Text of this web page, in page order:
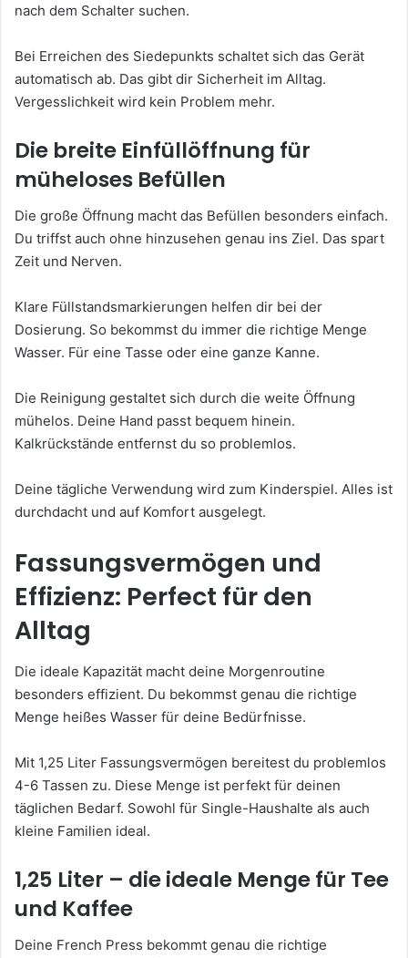
nach dem Schalter suchen.
Bei Erreichen des Siedepunkts schaltet sich das Gerät
automatisch ab. Das gibt dir Sicherheit im Alltag.
Vergesslichkeit wird kein Problem mehr.
Die breite Einfüllöffnung für
müheloses Befüllen
Die große Öffnung macht das Befüllen besonders einfach.
Du triffst auch ohne hinzusehen genau ins Ziel. Das spart
Zeit und Nerven.
Klare Füllstandsmarkierungen helfen dir bei der
Dosierung. So bekommst du immer die richtige Menge
Wasser. Für eine Tasse oder eine ganze Kanne.
Die Reinigung gestaltet sich durch die weite Öffnung
mühelos. Deine Hand passt bequem hinein.
Kalkrückstände entfernst du so problemlos.
Deine tägliche Verwendung wird zum Kinderspiel. Alles ist
durchdacht und auf Komfort ausgelegt.
Fassungsvermögen und
Effizienz: Perfect für den
Alltag
Die ideale Kapazität macht deine Morgenroutine
besonders effizient. Du bekommst genau die richtige
Menge heißes Wasser für deine Bedürfnisse.
Mit 1,25 Liter Fassungsvermögen bereitest du problemlos
4-6 Tassen zu. Diese Menge ist perfekt für deinen
täglichen Bedarf. Sowohl für Single-Haushalte als auch
kleine Familien ideal.
1,25 Liter – die ideale Menge für Tee
und Kaffee
Deine French Press bekommt genau die richtige